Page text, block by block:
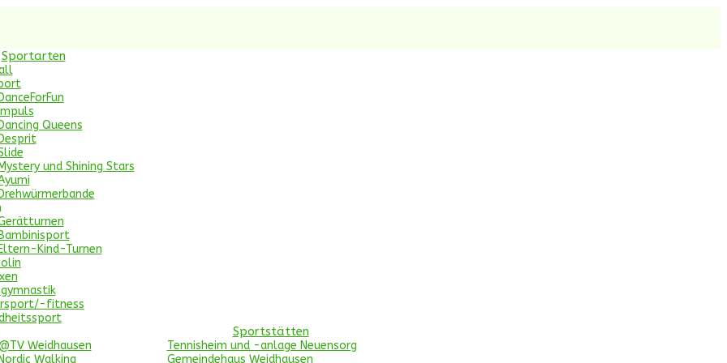
Sportarten
DanceForFun
Impuls
Dancing Queens
Desprit
Mystery und Shining Stars
Drehwürmerbande
Bambinisport
Eltern-Kind-Turnen
fitness
Weidhausen
Nordic Walking
Sportstätten
Tennisheim und -anlage Neuensorg
Gemeindehaus Weidhausen